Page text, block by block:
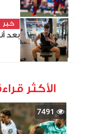
خبر
بعد
الأكثر
7491